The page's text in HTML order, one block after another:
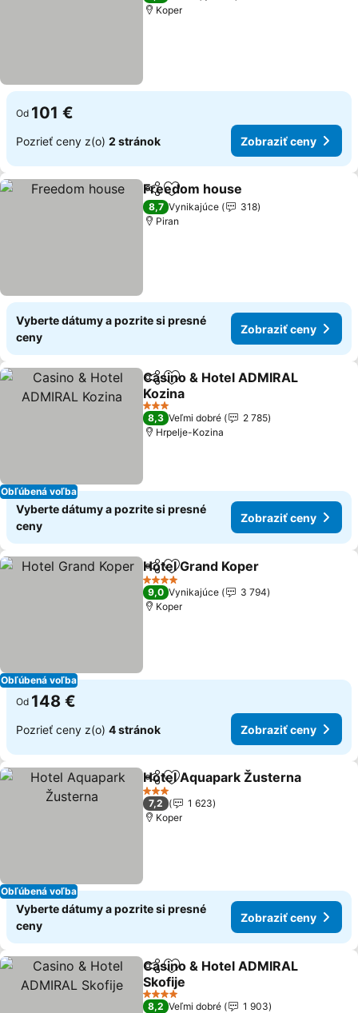
Koper
Od 101 €
Pozrieť ceny z(o) 2 stránok Zobraziť ceny
ZdieľaťPridať do obľúbených
Freedom house
8,7 Vynikajúce
318
Piran
Vyberte dátumy a pozrite si presné
ceny
Zobraziť ceny
Obľúbená voľba
ZdieľaťPridať do obľúbených
Casino & Hotel ADMIRAL
Kozina
3 Počet hviezdičiek
8,3 Veľmi dobré
2 785
Hrpelje-Kozina
Vyberte dátumy a pozrite si presné
ceny
Zobraziť ceny
Obľúbená voľba
ZdieľaťPridať do obľúbených
Hotel Grand Koper
4 Počet hviezdičiek
9,0 Vynikajúce
3 794
Koper
Od 148 €
Pozrieť ceny z(o) 4 stránok Zobraziť ceny
Obľúbená voľba
ZdieľaťPridať do obľúbených
Hotel Aquapark Žusterna
3 Počet hviezdičiek
7,2
1 623
Koper
Vyberte dátumy a pozrite si presné
ceny
Zobraziť ceny
ZdieľaťPridať do obľúbených
Casino & Hotel ADMIRAL
Skofije
4 Počet hviezdičiek
8,2 Veľmi dobré
1 903